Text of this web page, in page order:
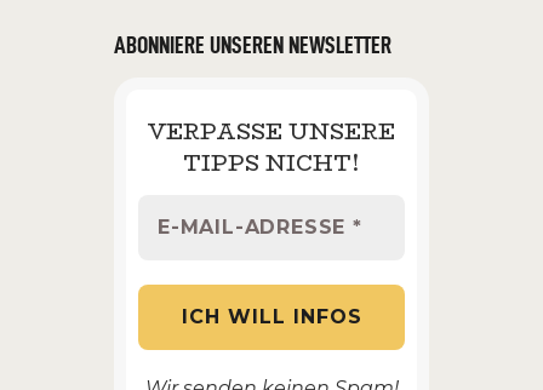
ABONNIERE UNSEREN NEWSLETTER
VERPASSE UNSERE
TIPPS NICHT!